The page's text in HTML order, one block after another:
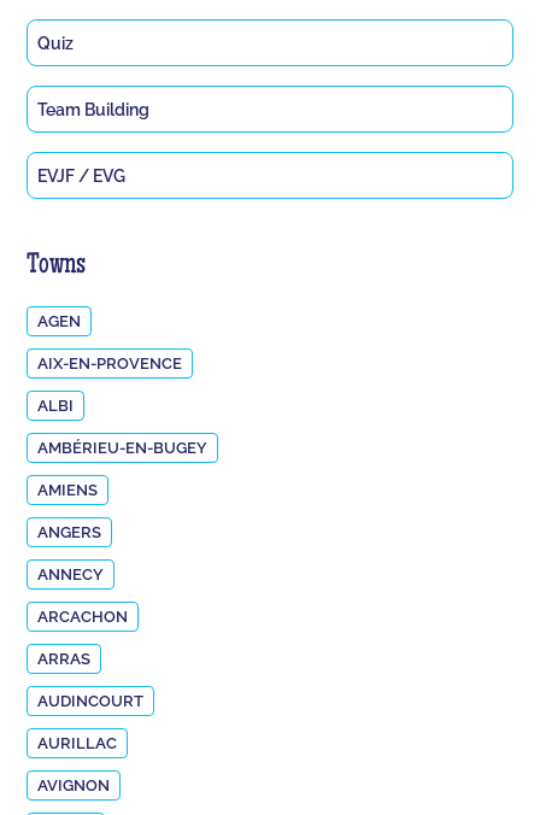
Quiz
Team Building
EVJF / EVG
Towns
AGEN
AIX-EN-PROVENCE
ALBI
AMBÉRIEU-EN-BUGEY
AMIENS
ANGERS
ANNECY
ARCACHON
ARRAS
AUDINCOURT
AURILLAC
AVIGNON